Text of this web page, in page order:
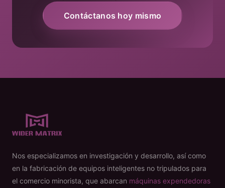
Contáctanos hoy mismo
Nos especializamos en investigación y desarrollo, así como
en la fabricación de equipos inteligentes no tripulados para
el comercio minorista, que abarcan máquinas expendedoras